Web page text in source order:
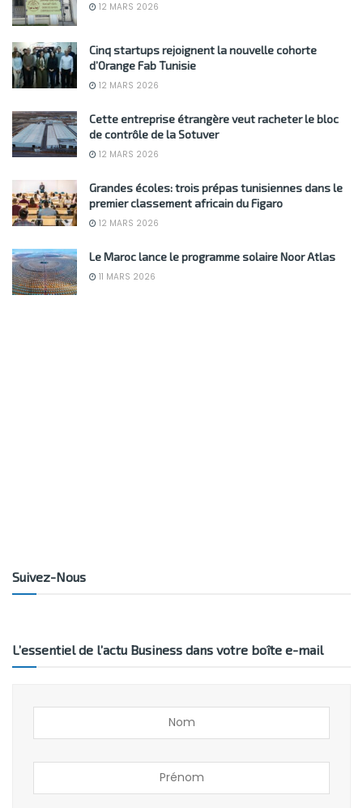
12 MARS 2026
Cinq startups rejoignent la nouvelle cohorte
d’Orange Fab Tunisie
12 MARS 2026
Cette entreprise étrangère veut racheter le bloc
de contrôle de la Sotuver
12 MARS 2026
Grandes écoles: trois prépas tunisiennes dans le
premier classement africain du Figaro
12 MARS 2026
Le Maroc lance le programme solaire Noor Atlas
11 MARS 2026
Suivez-Nous
L’essentiel de l’actu Business dans votre boîte e-mail